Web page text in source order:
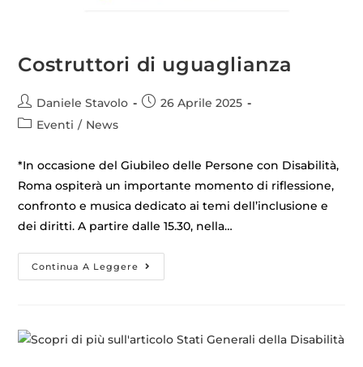
Costruttori di uguaglianza
Daniele Stavolo
26 Aprile 2025
Eventi / News
*In occasione del Giubileo delle Persone con Disabilità,
Roma ospiterà un importante momento di riflessione,
confronto e musica dedicato ai temi dell’inclusione e
dei diritti. A partire dalle 15.30, nella…
Continua A Leggere